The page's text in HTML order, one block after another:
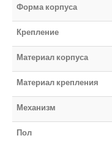
Форма корпуса
Крепление
Материал корпуса
Материал крепления
Механизм
Пол